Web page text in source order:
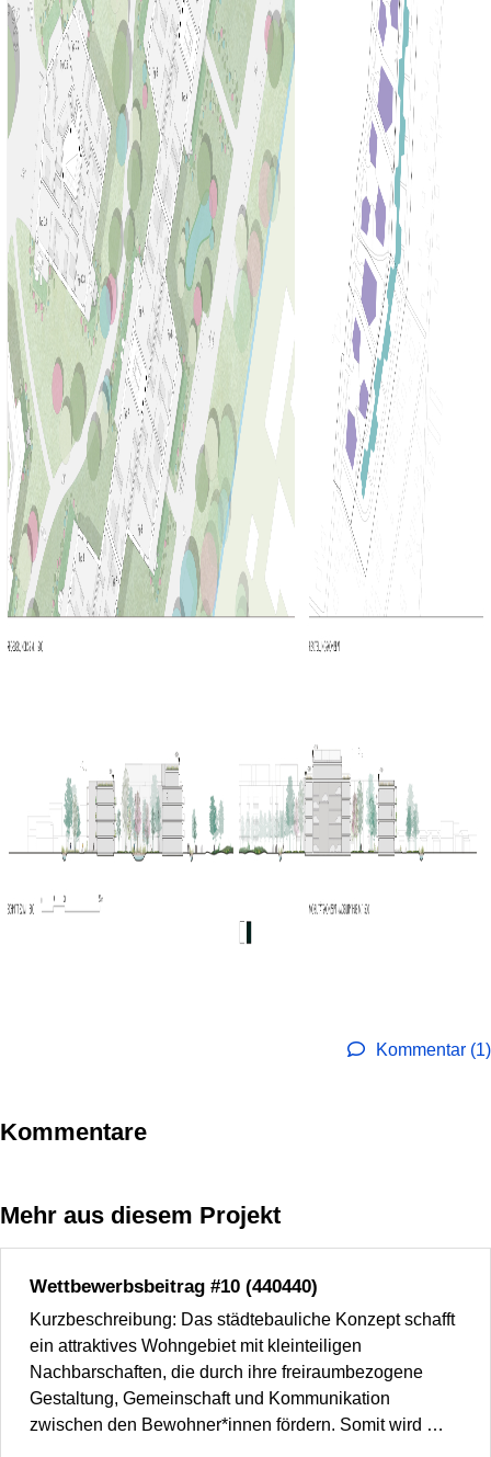
Kommentar (1)
Kommentare
Mehr aus diesem Projekt
Wettbewerbsbeitrag #10 (440440)
Kurzbeschreibung: Das städtebauliche Konzept schafft
ein attraktives Wohngebiet mit kleinteiligen
Nachbarschaften, die durch ihre freiraumbezogene
Gestaltung, Gemeinschaft und Kommunikation
zwischen den Bewohner*innen fördern. Somit wird …